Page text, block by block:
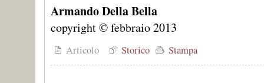
Armando Della Bella
copyright © febbraio 2013
Articolo Storico Stampa